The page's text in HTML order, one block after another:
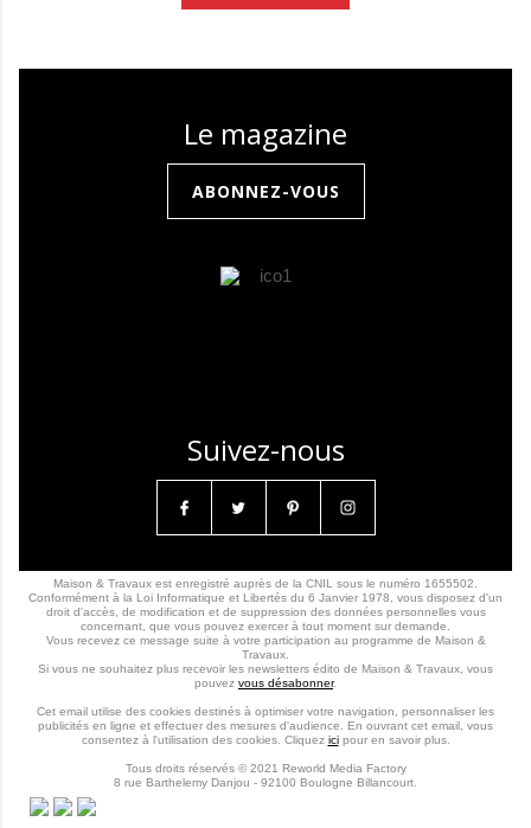
Le magazine
ABONNEZ-VOUS
Suivez-nous
Maison & Travaux est enregistré auprès de la CNIL sous le numéro 1655502.
Conformément à la Loi Informatique et Libertés du 6 Janvier 1978, vous disposez d'un
droit d'accès, de modification et de suppression des données personnelles vous
concernant, que vous pouvez exercer à tout moment sur demande.
Vous recevez ce message suite à votre participation au programme de Maison &
Travaux.
Si vous ne souhaitez plus recevoir les newsletters édito de Maison & Travaux, vous
pouvez vous désabonner.
Cet email utilise des cookies destinés à optimiser votre navigation, personnaliser les
publicités en ligne et effectuer des mesures d'audience. En ouvrant cet email, vous
consentez à l'utilisation des cookies. Cliquez icipour en savoir plus.
Tous droits réservés © 2021 Reworld Media Factory
8 rue Barthelemy Danjou - 92100 Boulogne Billancourt.